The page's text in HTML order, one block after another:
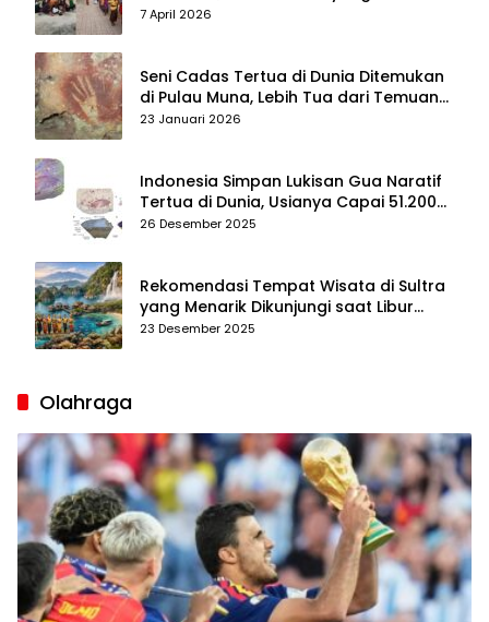
Hidup dan Jadi Daya Tarik Wisata
7 April 2026
Seni Cadas Tertua di Dunia Ditemukan
di Pulau Muna, Lebih Tua dari Temuan
di Maros–Pangkep
23 Januari 2026
Indonesia Simpan Lukisan Gua Naratif
Tertua di Dunia, Usianya Capai 51.200
Tahun
26 Desember 2025
Rekomendasi Tempat Wisata di Sultra
yang Menarik Dikunjungi saat Libur
Tahun Baru 2026
23 Desember 2025
Olahraga